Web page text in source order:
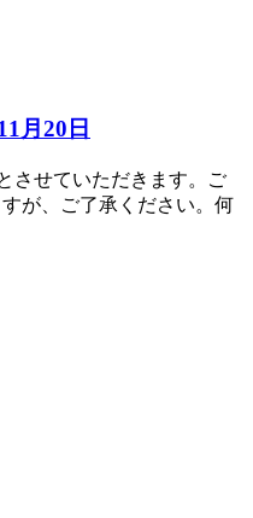
月20日
させていただきます。ご
が、ご了承ください。何